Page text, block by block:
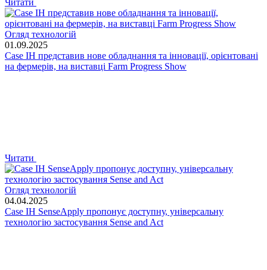
Огляд технологій
01.09.2025
Case IH представив нове обладнання та інновації, орієнтовані
на фермерів, на виставці Farm Progress Show
Читати
Огляд технологій
04.04.2025
Case IH SenseApply пропонує доступну, універсальну
технологію застосування Sense and Act